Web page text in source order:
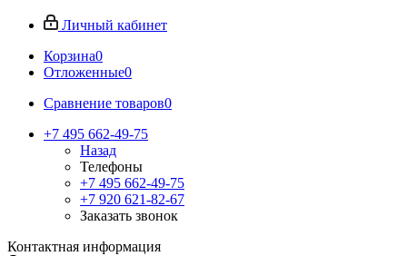
Личный кабинет
Корзина0
Отложенные0
Сравнение товаров0
+7 495 662-49-75
Назад
Телефоны
+7 495 662-49-75
+7 920 621-82-67
Заказать звонок
Контактная информация